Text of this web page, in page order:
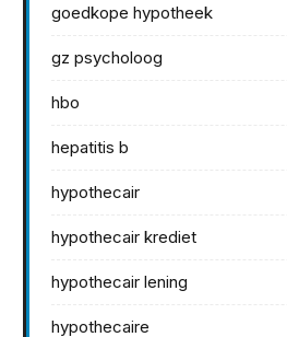
goedkope hypotheek
gz psycholoog
hbo
hepatitis b
hypothecair
hypothecair krediet
hypothecair lening
hypothecaire